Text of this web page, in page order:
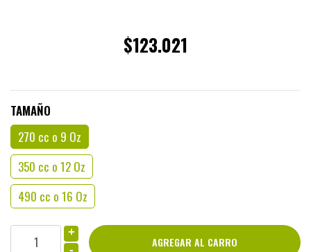
$123.021
TAMAÑO
270 cc o 9 Oz
350 cc o 12 Oz
490 cc o 16 Oz
+
-